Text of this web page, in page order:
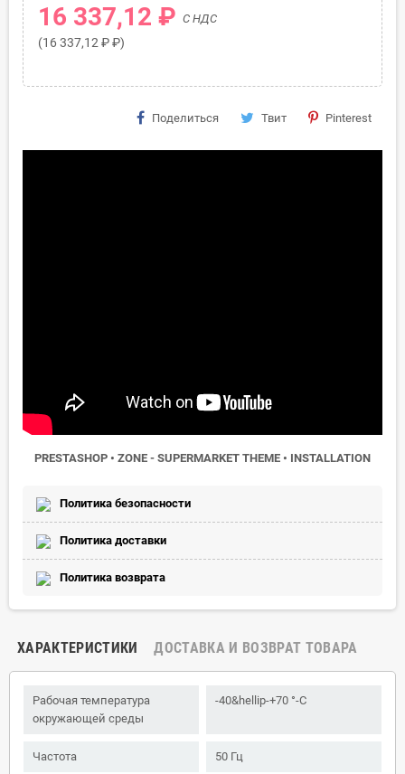
16 337,12 ₽ С НДС
(16 337,12 ₽ ₽)
Поделиться Твит Pinterest
PRESTASHOP • ZONE - SUPERMARKET THEME • INSTALLATION
Политика безопасности
Политика доставки
Политика возврата
ХАРАКТЕРИСТИКИ ДОСТАВКА И ВОЗВРАТ ТОВАРА
Рабочая температура
окружающей среды
-40&hellip-+70 °-C
Частота 50 Гц